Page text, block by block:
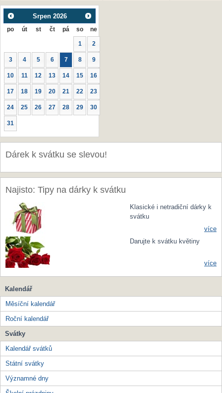
Srpen 2026
po út st čt pá so ne
1 2
3 4 5 6 7 8 9
10 11 12 13 14 15 16
17 18 19 20 21 22 23
24 25 26 27 28 29 30
31
Dárek k svátku se slevou!
Najisto: Tipy na dárky k svátku
Klasické i netradiční dárky k
svátku
více
Darujte k svátku květiny
více
Kalendář
Měsíční kalendář
Roční kalendář
Svátky
Kalendář svátků
Státní svátky
Významné dny